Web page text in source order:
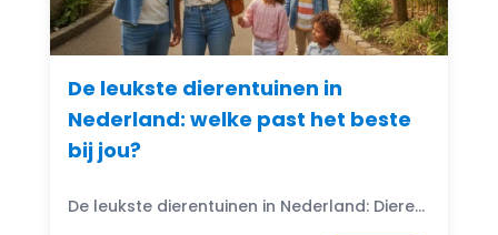
De leukste dierentuinen in
Nederland: welke past het beste
bij jou?
De leukste dierentuinen in Nederland: Dierentuinen in Nederland zijn echte trekpleisters voor jong en oud. Ze bieden niet alleen de kans om exotische dieren van dichtbij te zien, maar ook...